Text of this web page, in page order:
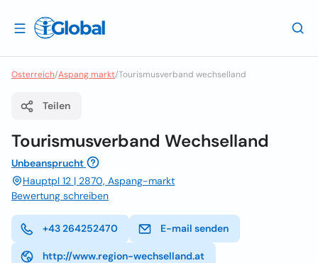
Osterreich/Aspang markt/Tourismusverband wechselland
Teilen
Tourismusverband Wechselland
Unbeansprucht
Hauptpl 12 | 2870, Aspang-markt
Bewertung schreiben
+43 264252470 E-mail senden
http://www.region-wechselland.at